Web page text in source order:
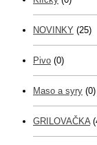
NOVINKY (25)
Pivo (0)
Maso a syry (0)
GRILOVAČKA